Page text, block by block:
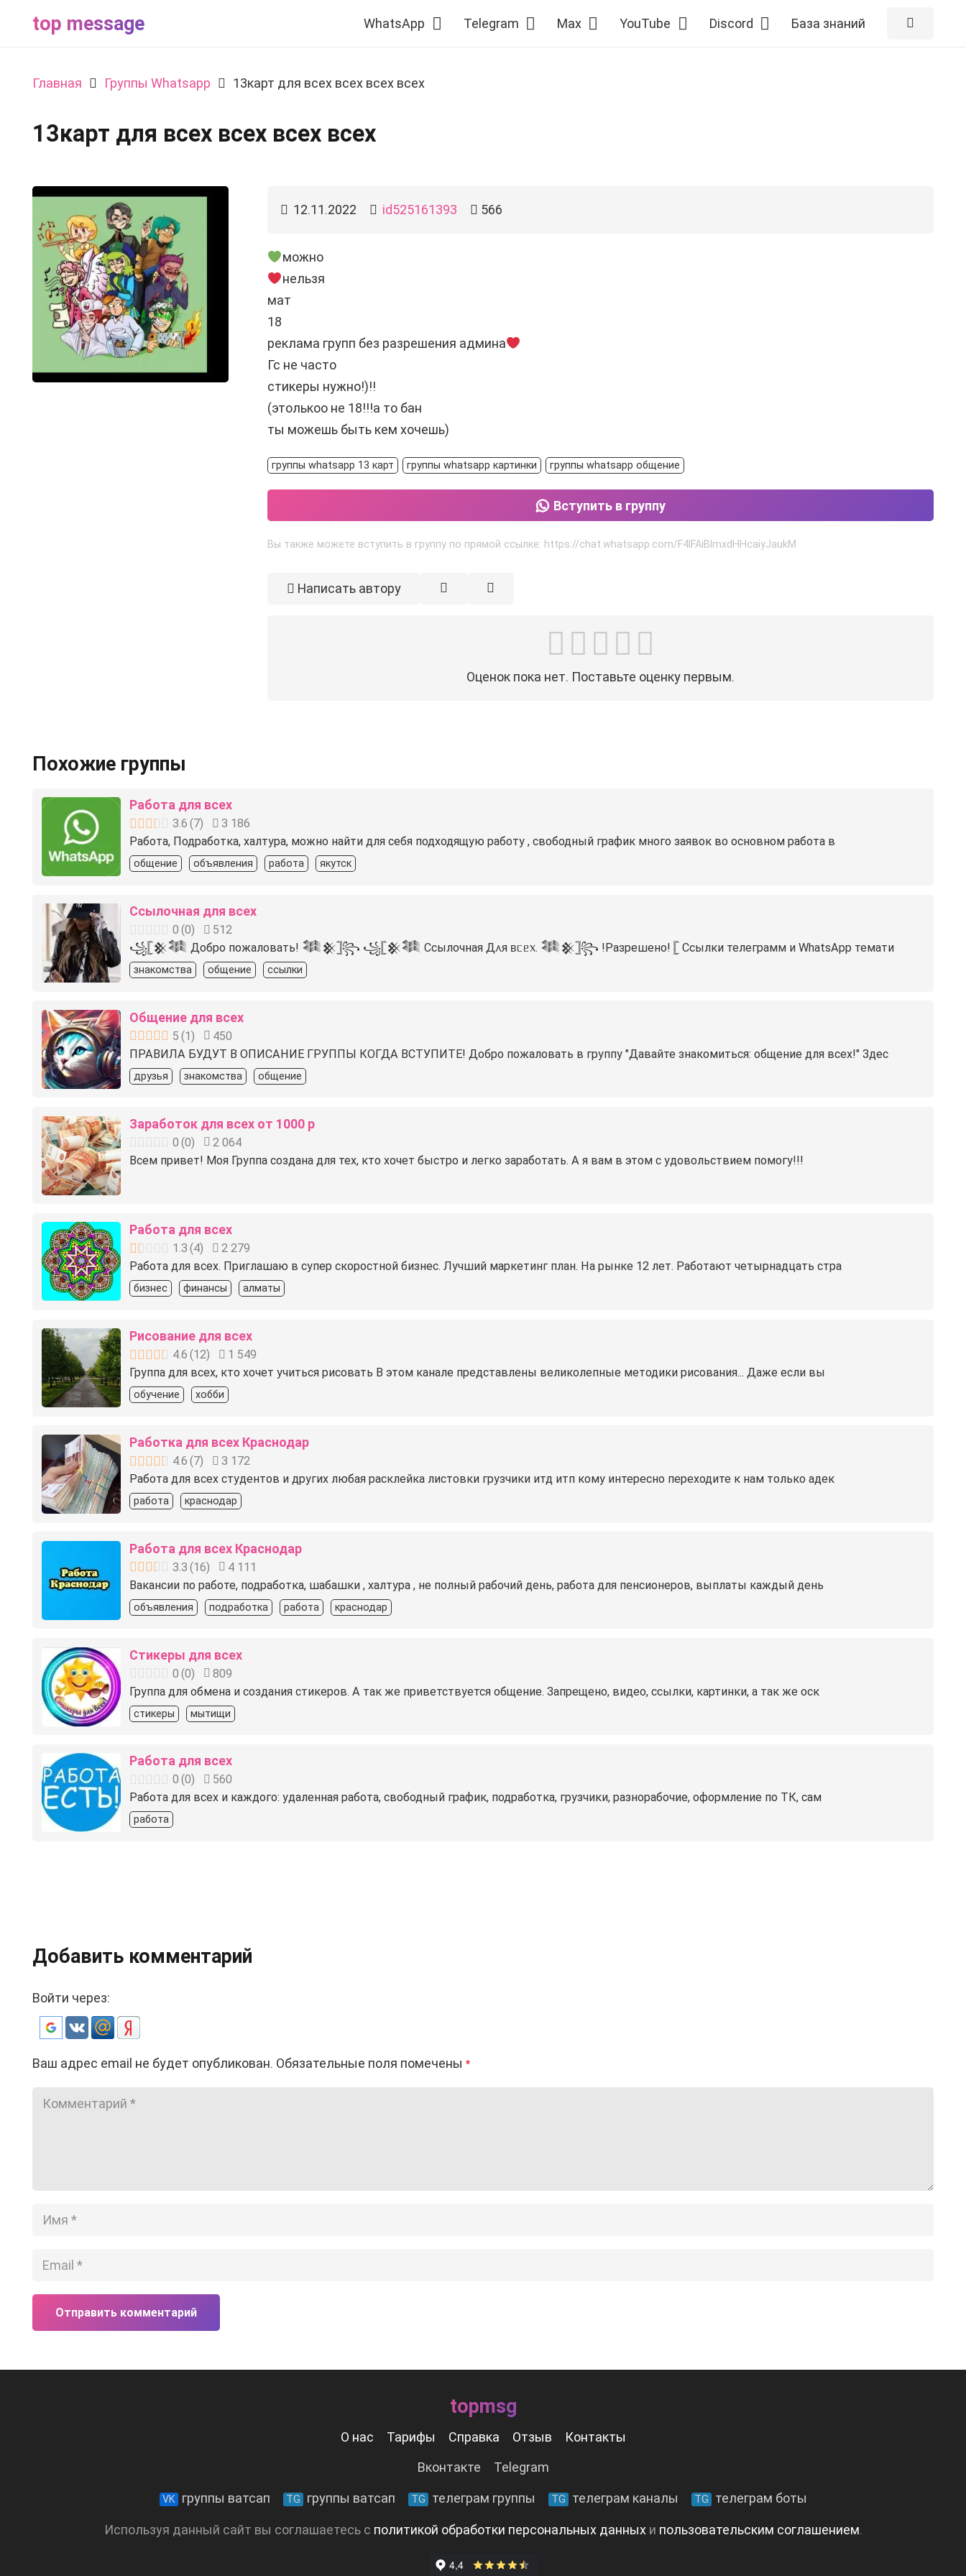
top message WhatsApp Telegram Max YouTube Discord База знаний
Главная Группы Whatsapp 13карт для всех всех всех всех
13карт для всех всех всех всех
12.11.2022 id525161393 566
можно
нельзя
мат
18
реклама групп без разрешения админа
Гс не часто
стикеры нужно!)!!
(этолькоо не 18!!!а то бан
ты можешь быть кем хочешь)
группы whatsapp 13 карт группы whatsapp картинки группы whatsapp общение
Вступить в группу
Вы также можете вступить в группу по прямой ссылке: https://chat.whatsapp.com/F4lFAiBlmxdHHcaiyJaukM
Написать автору
Оценок пока нет. Поставьте оценку первым.
Похожие группы
Работа для всех
3.6 (7)
3 186
Работа, Подработка, халтура, можно найти для себя подходящую работу , свободный график много заявок во основном работа в
общение объявления работа якутск
Ссылочная для всех
0 (0)
512
꧁𓊈𒆜𒈞 Добро пожаловать! 𒈞𒆜𓊉꧂ ꧁𓊈𒆜𒈞 Ссылочная Д᧘я ʙᥴᥱ᥊. 𒈞𒆜𓊉꧂ ️!Разрешено!️ 𓊈 Ссылки телеграмм и WhatsApp темати
знакомства общение ссылки
Общение для всех
5 (1)
450
ПРАВИЛА БУДУТ В ОПИСАНИЕ ГРУППЫ КОГДА ВСТУПИТЕ! Добро пожаловать в группу "Давайте знакомиться: общение для всех!" Здес
друзья знакомства общение
Заработок для всех от 1000 р
0 (0)
2 064
Всем привет! Моя Группа создана для тех, кто хочет быстро и легко заработать. А я вам в этом с удовольствием помогу!!!
Работа для всех
1.3 (4)
2 279
Работа для всех. Приглашаю в супер скоростной бизнес. Лучший маркетинг план. На рынке 12 лет. Работают четырнадцать стра
бизнес финансы алматы
Рисование для всех
4.6 (12)
1 549
Группа для всех, кто хочет учиться рисовать В этом канале представлены великолепные методики рисования... Даже если вы
обучение хобби
Работка для всех Краснодар
4.6 (7)
3 172
Работа для всех студентов и других любая расклейка листовки грузчики итд итп кому интересно переходите к нам только адек
работа краснодар
Работа для всех Краснодар
3.3 (16)
4 111
Вакансии по работе, подработка, шабашки , халтура , не полный рабочий день, работа для пенсионеров, выплаты каждый день
объявления подработка работа краснодар
Стикеры для всех
0 (0)
809
Группа для обмена и создания стикеров. А так же приветствуется общение. Запрещено, видео, ссылки, картинки, а так же оск
стикеры мытищи
Работа для всех
0 (0)
560
Работа для всех и каждого: удаленная работа, свободный график, подработка, грузчики, разнорабочие, оформление по ТК, сам
работа
Добавить комментарий
Войти через:
Ваш адрес email не будет опубликован. Обязательные поля помечены *
Отправить комментарий
topmsg
О нас Тарифы Справка Отзыв Контакты
Вконтакте Telegram
VK группы ватсап TG группы ватсап TG телеграм группы TG телеграм каналы TG телеграм боты
Используя данный сайт вы соглашаетесь с политикой обработки персональных данныхи пользовательским соглашением.